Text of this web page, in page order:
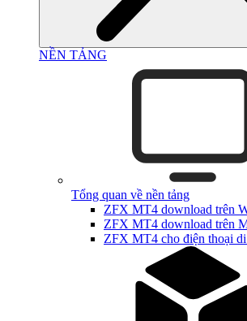
NỀN TẢNG
Tổng quan về nền tảng
ZFX MT4 download trên
ZFX MT4 download trên
ZFX MT4 cho điện thoại